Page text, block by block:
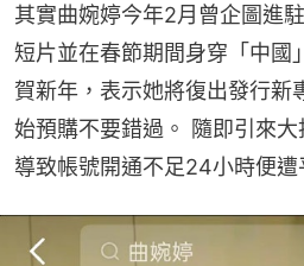
其實曲婉婷今年2月曾企圖進
短片並在春節期間身穿「中國
賀新年，表示她將復出發行新
始預購不要錯過。 隨即引來大
導致帳號開通不足24小時便遭